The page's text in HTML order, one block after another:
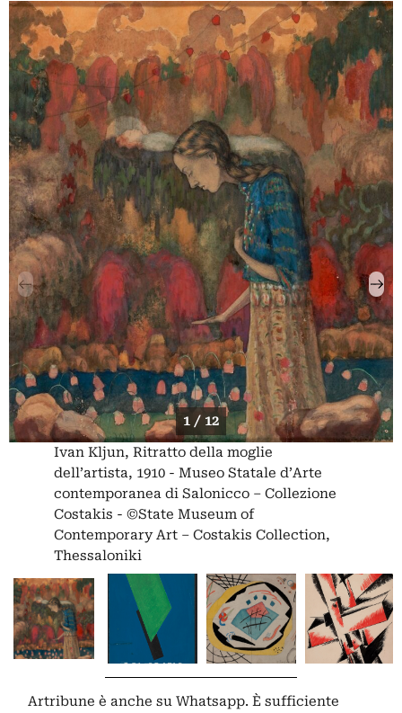
1 / 12
Ivan Kljun, Ritratto della moglie
dell’artista, 1910 - Museo Statale d’Arte
contemporanea di Salonicco – Collezione
Costakis - ©State Museum of
Contemporary Art – Costakis Collection,
Thessaloniki
Artribune è anche su Whatsapp. È sufficiente